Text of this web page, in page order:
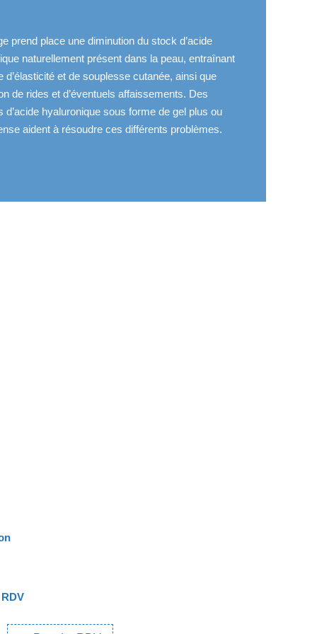
prend place une diminution du stock d’acide
naturellement présent dans la peau, entraînant
d’élasticité et de souplesse cutanée, ainsi que
de rides et d’éventuels affaissements. Des
d’acide hyaluronique sous forme de gel plus ou
aident à résoudre ces différents problèmes.